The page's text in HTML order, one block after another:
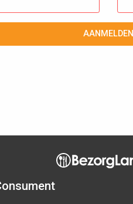
AANMELDEN